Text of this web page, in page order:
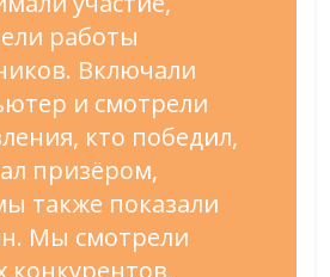
работы
Включали
и смотрели
кто победил,
призёром,
также показали
Мы смотрели
конкурентов,